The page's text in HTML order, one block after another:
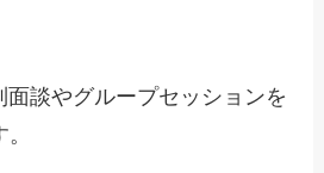
談やグループセッションを